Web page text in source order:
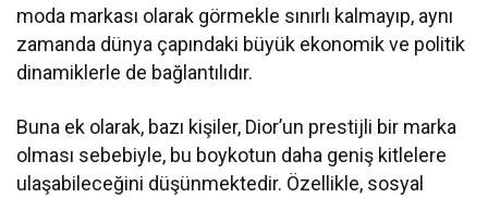
moda markası olarak görmekle sınırlı kalmayıp, aynı
zamanda dünya çapındaki büyük ekonomik ve politik
dinamiklerle de bağlantılıdır.
Buna ek olarak, bazı kişiler, Dior’un prestijli bir marka
olması sebebiyle, bu boykotun daha geniş kitlelere
ulaşabileceğini düşünmektedir. Özellikle, sosyal